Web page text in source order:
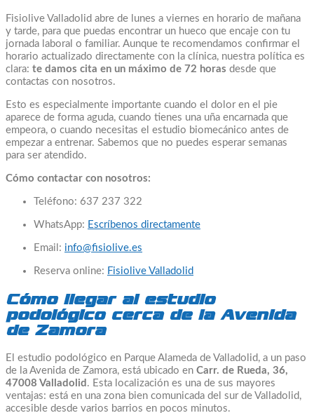
Fisiolive Valladolid abre de lunes a viernes en horario de mañana
y tarde, para que puedas encontrar un hueco que encaje con tu
jornada laboral o familiar. Aunque te recomendamos confirmar el
horario actualizado directamente con la clínica, nuestra política es
clara: te damos cita en un máximo de 72 horas desde que
contactas con nosotros.
Esto es especialmente importante cuando el dolor en el pie
aparece de forma aguda, cuando tienes una uña encarnada que
empeora, o cuando necesitas el estudio biomecánico antes de
empezar a entrenar. Sabemos que no puedes esperar semanas
para ser atendido.
Cómo contactar con nosotros:
Teléfono: 637 237 322
WhatsApp: Escríbenos directamente
Email: info@fisiolive.es
Reserva online: Fisiolive Valladolid
Cómo llegar al estudio
podológico cerca de la Avenida
de Zamora
El estudio podológico en Parque Alameda de Valladolid, a un paso
de la Avenida de Zamora, está ubicado en Carr. de Rueda, 36,
47008 Valladolid . Esta localización es una de sus mayores
ventajas: está en una zona bien comunicada del sur de Valladolid,
accesible desde varios barrios en pocos minutos.